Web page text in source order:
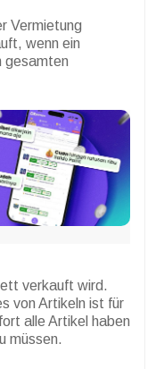
Vermietung
wenn ein
gesamten
verkauft wird.
von Artikeln ist für
alle Artikel haben
müssen.